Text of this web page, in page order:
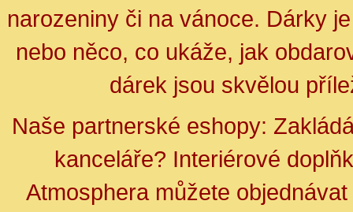
narozeniny či na vánoce. Dárky
nebo něco, co ukáže, jak
dárek jsou skvělou
Naše partnerské eshopy:
kanceláře? Interiérové
Atmosphera můžete objednávat